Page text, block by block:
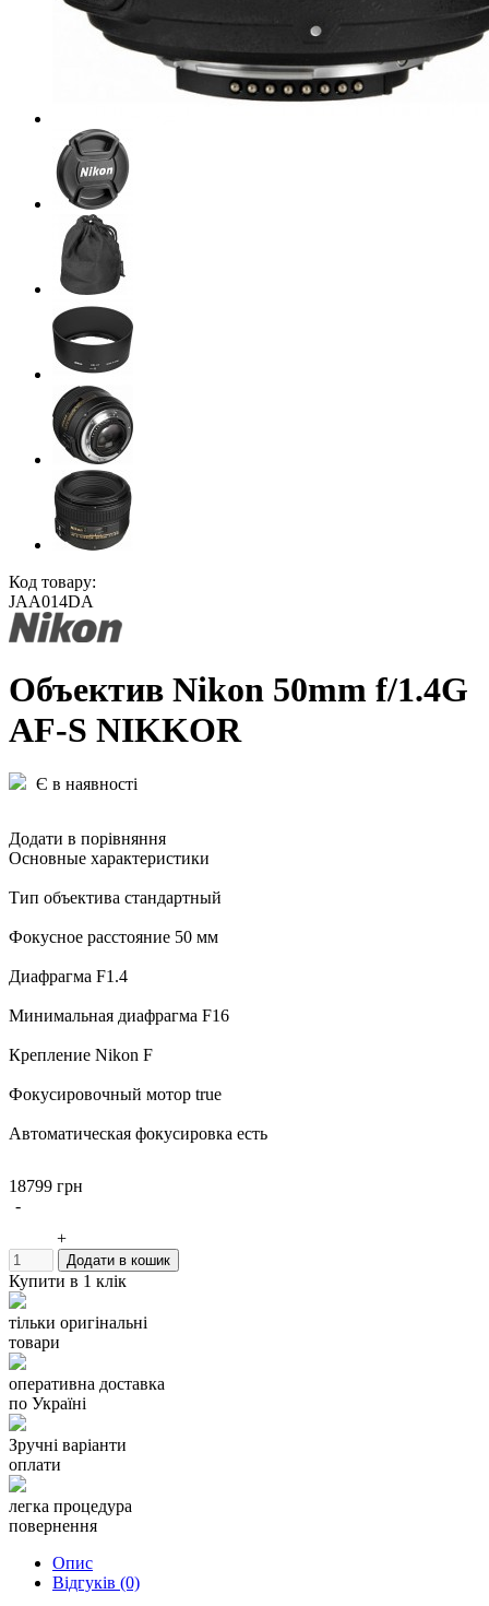
Код товару:
JAA014DA
Объектив Nikon 50mm f/1.4G
AF-S NIKKOR
Є в наявності
Додати в порівняння
Основные характеристики
Тип объектива стандартный
Фокусное расстояние 50 мм
Диафрагма F1.4
Минимальная диафрагма F16
Крепление Nikon F
Фокусировочный мотор true
Автоматическая фокусировка есть
Конструкция
Число элементов / групп элементов 8 / 7
Число лепестков диафрагмы 9
Размеры (D x L) 73.5 x 54 мм
Вес 280 г
Параметры съемки
Угол обзора 46 град.мин
Минимальное расстояние фокусировки 0.45 м
Дополнительная информация
Ультразвуковой мотор есть
18799 грн
-
+
Додати в кошик
Купити в 1 клік
тільки оригінальні
товари
оперативна доставка
по Україні
Зручні варіанти
оплати
легка процедура
повернення
Опис
Відгуків (0)